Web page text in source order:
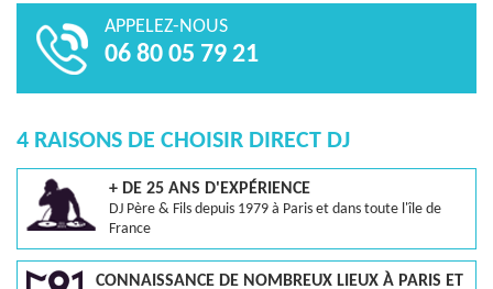
APPELEZ-NOUS
06 80 05 79 21
4 RAISONS DE CHOISIR DIRECT DJ
+ DE 25 ANS D'EXPÉRIENCE
DJ Père & Fils depuis 1979 à Paris et dans toute l'île de
France
CONNAISSANCE DE NOMBREUX LIEUX À PARIS ET